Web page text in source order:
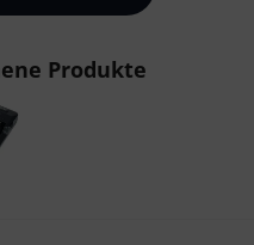
Produkte